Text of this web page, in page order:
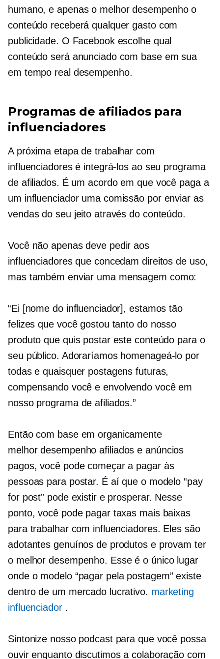
humano, e apenas o melhor desempenhoo
conteúdo receberá qualquer gasto com
publicidade. O Facebook escolhe qual
conteúdo será anunciado com base em sua
em tempo real desempenho.
Programas de afiliados para
influenciadores
A próxima etapa de trabalhar com
influenciadores é integrá-los ao seu programa
de afiliados. É um acordo em que você paga a
um influenciador uma comissão por enviar as
vendas do seu jeito através do conteúdo.
Você não apenas deve pedir aos
influenciadores que concedam direitos de uso,
mas também enviar uma mensagem como:
“Ei [nome do influenciador], estamos tão
felizes que você gostou tanto do nosso
produto que quis postar este conteúdo para o
seu público. Adoraríamos homenageá-lo por
todas e quaisquer postagens futuras,
compensando você e envolvendo você em
nosso programa de afiliados.”
Então com base em organicamente
melhor desempenho afiliados e anúncios
pagos, você pode começar a pagar às
pessoas para postar. É aí que o modelo “pay
for post” pode existir e prosperar. Nesse
ponto, você pode pagar taxas mais baixas
para trabalhar com influenciadores. Eles são
adotantes genuínos de produtos e provam ter
o melhor desempenho. Esse é o único lugar
onde o modelo “pagar pela postagem” existe
dentro de um mercado lucrativo. marketing
influenciador.
Sintonize nosso podcast para que você possa
ouvir enquanto discutimos a colaboração com